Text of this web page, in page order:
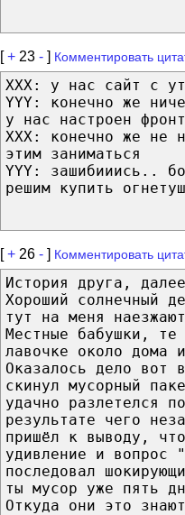
[+ 23 - ] Комментировать
XXX: у нас сайт с
YYY: конечно же
у нас настроен
XXX: конечно же не
этим заниматься
YYY: зашибииись..
решим купить
[+ 26 - ] Комментировать
История друга,
Хороший солнечный
тут на меня
Местные бабушки,
лавочке около дома
Оказалось дело вот
скинул мусорный
удачно разлетелся
результате чего
пришёл к выводу,
удивление и вопрос
последовал
ты мусор уже пять
Откуда они это